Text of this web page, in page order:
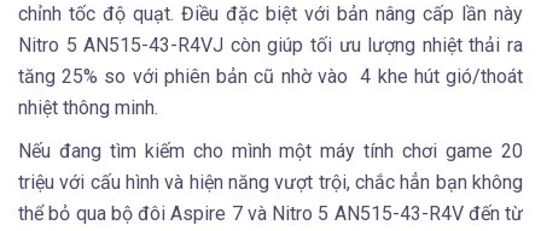
chỉnh tốc độ quạt. Điều đặc biệt với bản nâng cấp lần này
Nitro 5 AN515-43-R4VJ còn giúp tối ưu lượng nhiệt thải ra
tăng 25% so với phiên bản cũ nhờ vào 4 khe hút gió/thoát
nhiệt thông minh.
Nếu đang tìm kiếm cho mình một máy tính chơi game 20
triệu với cấu hình và hiện năng vượt trội, chắc hẳn bạn không
thể bỏ qua bộ đôi Aspire 7 và Nitro 5 AN515-43-R4V đến từ